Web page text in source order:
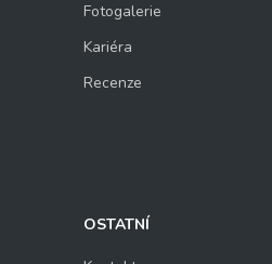
Fotogalerie
Kariéra
Recenze
OSTATNÍ